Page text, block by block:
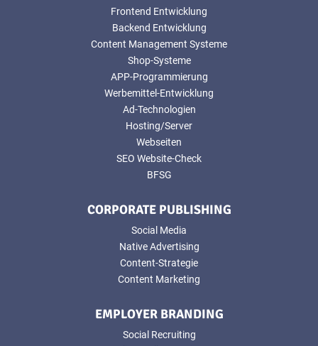
Frontend Entwicklung
Backend Entwicklung
Content Management Systeme
Shop-Systeme
APP-Programmierung
Werbemittel-Entwicklung
Ad-Technologien
Hosting/Server
Webseiten
SEO Website-Check
BFSG
CORPORATE PUBLISHING
Social Media
Native Advertising
Content-Strategie
Content Marketing
EMPLOYER BRANDING
Social Recruiting